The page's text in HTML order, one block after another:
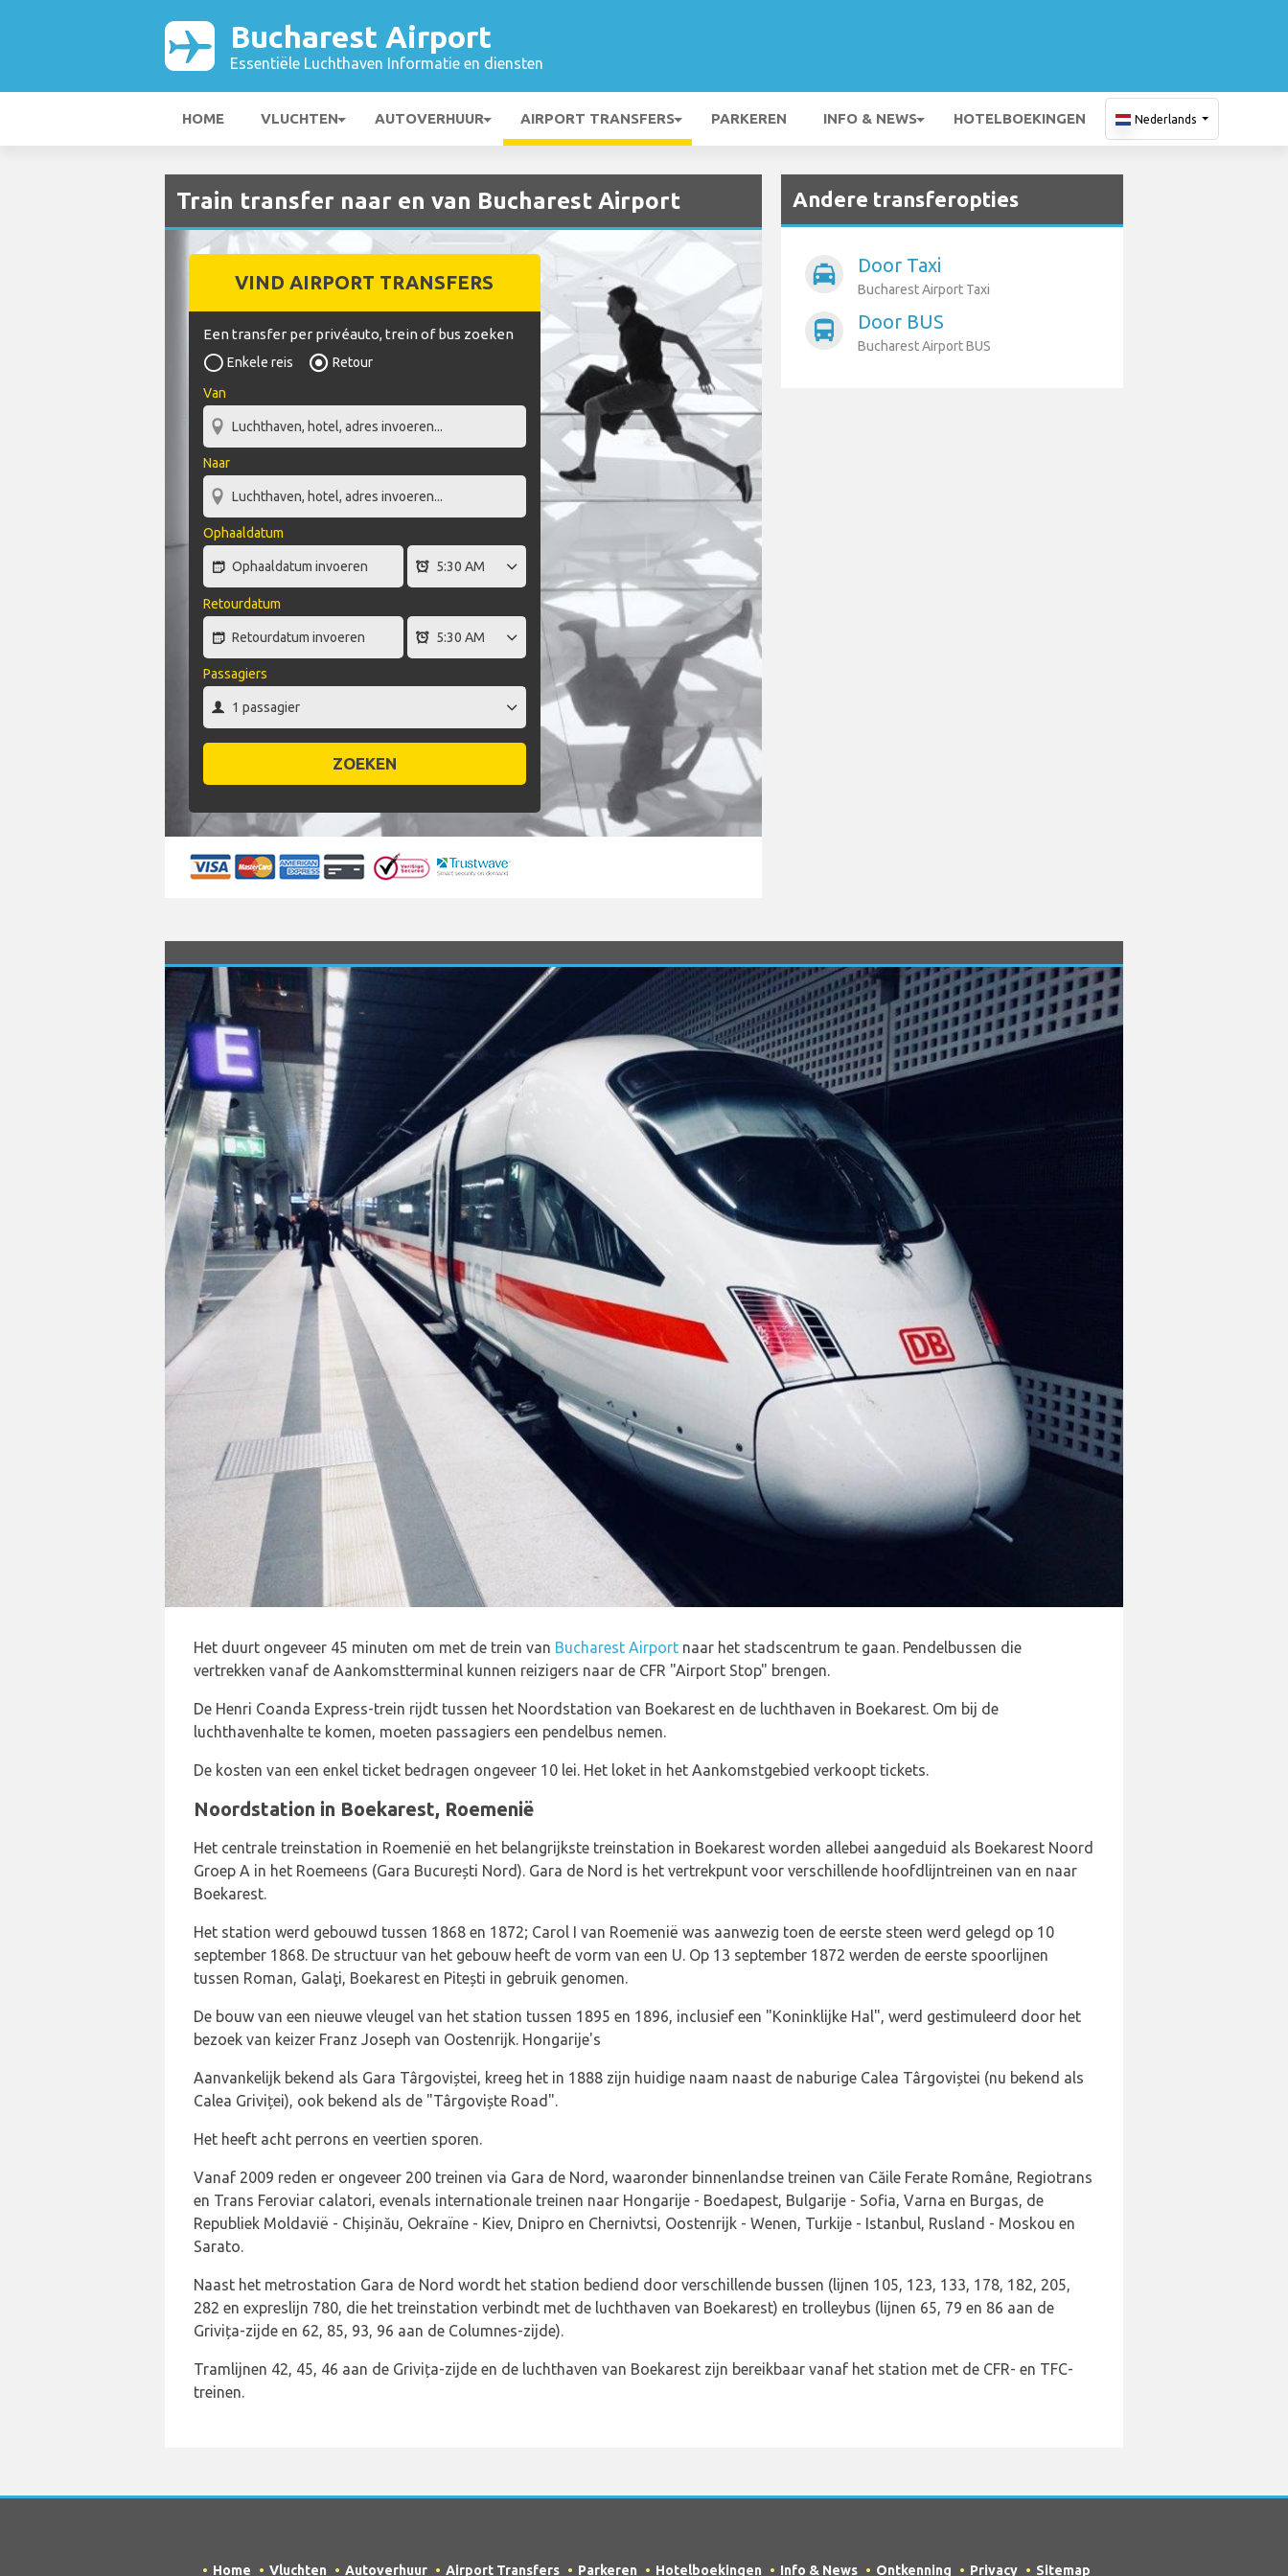
Bucharest Airport
Essentiële Luchthaven Informatie en diensten
HOME VLUCHTEN AUTOVERHUUR AIRPORT TRANSFERS PARKEREN INFO & NEWS HOTELBOEKINGEN Nederlands
Train transfer naar en van Bucharest Airport
VIND AIRPORT TRANSFERS
Een transfer per privéauto, trein of bus zoeken
Enkele reis
Retour
Van
Naar
Ophaaldatum
Retourdatum
Passagiers
ZOEKEN
Andere transferopties
local_taxi Door Taxi
Bucharest Airport Taxi
directions_bus Door BUS
Bucharest Airport BUS
Het duurt ongeveer 45 minuten om met de trein van Bucharest Airport naar het stadscentrum te gaan. Pendelbussen die
vertrekken vanaf de Aankomstterminal kunnen reizigers naar de CFR "Airport Stop" brengen.
De Henri Coanda Express-trein rijdt tussen het Noordstation van Boekarest en de luchthaven in Boekarest. Om bij de
luchthavenhalte te komen, moeten passagiers een pendelbus nemen.
De kosten van een enkel ticket bedragen ongeveer 10 lei. Het loket in het Aankomstgebied verkoopt tickets.
Noordstation in Boekarest, Roemenië
Het centrale treinstation in Roemenië en het belangrijkste treinstation in Boekarest worden allebei aangeduid als Boekarest Noord
Groep A in het Roemeens (Gara București Nord). Gara de Nord is het vertrekpunt voor verschillende hoofdlijntreinen van en naar
Boekarest.
Het station werd gebouwd tussen 1868 en 1872; Carol I van Roemenië was aanwezig toen de eerste steen werd gelegd op 10
september 1868. De structuur van het gebouw heeft de vorm van een U. Op 13 september 1872 werden de eerste spoorlijnen
tussen Roman, Galaţi, Boekarest en Pitești in gebruik genomen.
De bouw van een nieuwe vleugel van het station tussen 1895 en 1896, inclusief een "Koninklijke Hal", werd gestimuleerd door het
bezoek van keizer Franz Joseph van Oostenrijk. Hongarije's
Aanvankelijk bekend als Gara Târgoviștei, kreeg het in 1888 zijn huidige naam naast de naburige Calea Târgoviștei (nu bekend als
Calea Griviței), ook bekend als de "Târgoviște Road".
Het heeft acht perrons en veertien sporen.
Vanaf 2009 reden er ongeveer 200 treinen via Gara de Nord, waaronder binnenlandse treinen van Căile Ferate Române, Regiotrans
en Trans Feroviar calatori, evenals internationale treinen naar Hongarije - Boedapest, Bulgarije - Sofia, Varna en Burgas, de
Republiek Moldavië - Chișinău, Oekraïne - Kiev, Dnipro en Chernivtsi, Oostenrijk - Wenen, Turkije - Istanbul, Rusland - Moskou en
Sarato.
Naast het metrostation Gara de Nord wordt het station bediend door verschillende bussen (lijnen 105, 123, 133, 178, 182, 205,
282 en expreslijn 780, die het treinstation verbindt met de luchthaven van Boekarest) en trolleybus (lijnen 65, 79 en 86 aan de
Grivița-zijde en 62, 85, 93, 96 aan de Columnes-zijde).
Tramlijnen 42, 45, 46 aan de Grivița-zijde en de luchthaven van Boekarest zijn bereikbaar vanaf het station met de CFR- en TFC-
treinen.
Home Vluchten Autoverhuur Airport Transfers Parkeren Hotelboekingen Info & News Ontkenning Privacy Sitemap